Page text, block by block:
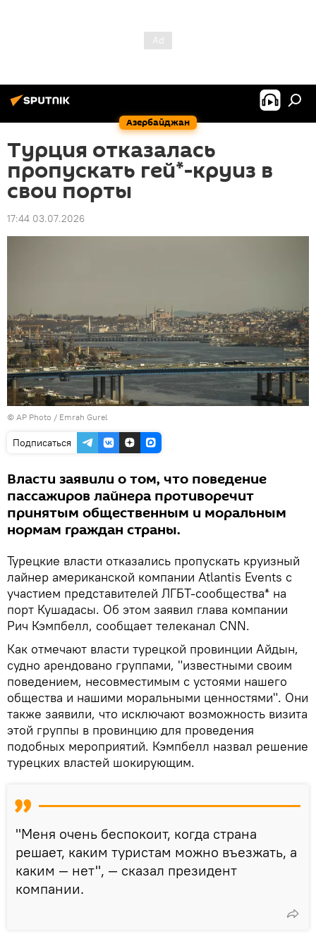
Азербайджан
Турция отказалась
пропускать гей*-круиз в
свои порты
17:44 03.07.2026
© AP Photo / Emrah Gurel
Подписаться
Власти заявили о том, что поведение
пассажиров лайнера противоречит
принятым общественным и моральным
нормам граждан страны.
Турецкие власти отказались пропускать круизный
лайнер американской компании Atlantis Events с
участием представителей ЛГБТ-сообщества* на
порт Кушадасы. Об этом заявил глава компании
Рич Кэмпбелл, сообщает телеканал CNN.
Как отмечают власти турецкой провинции Айдын,
судно арендовано группами, "известными своим
поведением, несовместимым с устоями нашего
общества и нашими моральными ценностями". Они
также заявили, что исключают возможность визита
этой группы в провинцию для проведения
подобных мероприятий. Кэмпбелл назвал решение
турецких властей шокирующим.
"Меня очень беспокоит, когда страна
решает, каким туристам можно въезжать, а
каким — нет", — сказал президент
компании.